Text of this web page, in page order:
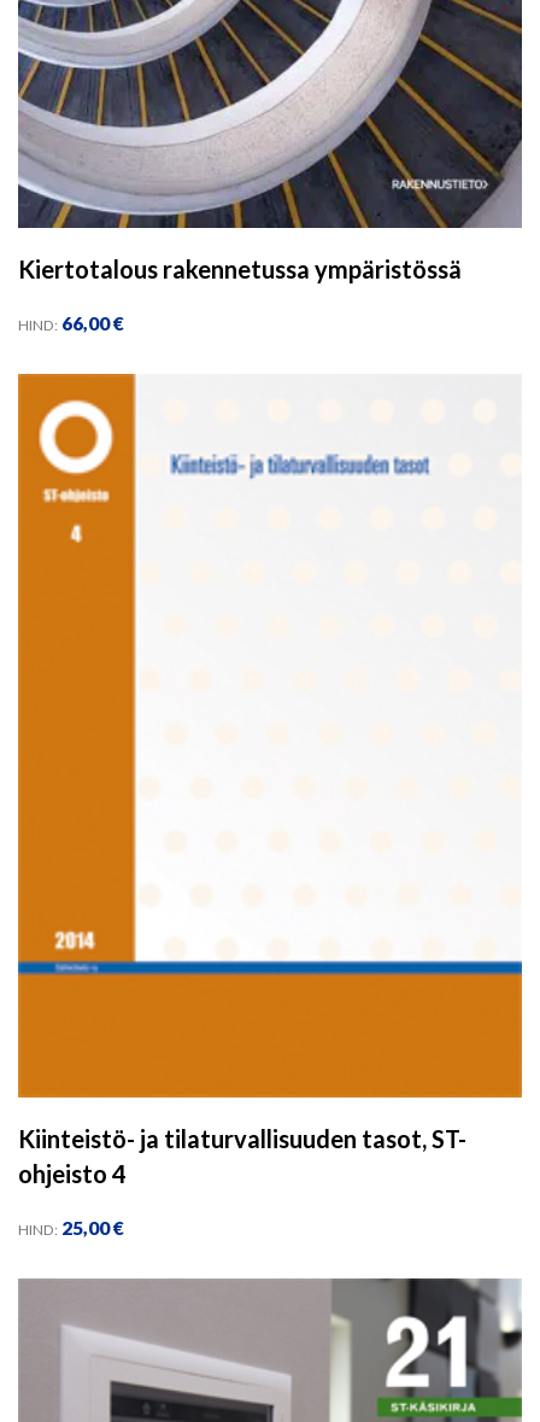
Kiertotalous rakennetussa ympäristössä
HIND: 66,00€
Kiinteistö- ja tilaturvallisuuden tasot, ST-
ohjeisto 4
HIND: 25,00€